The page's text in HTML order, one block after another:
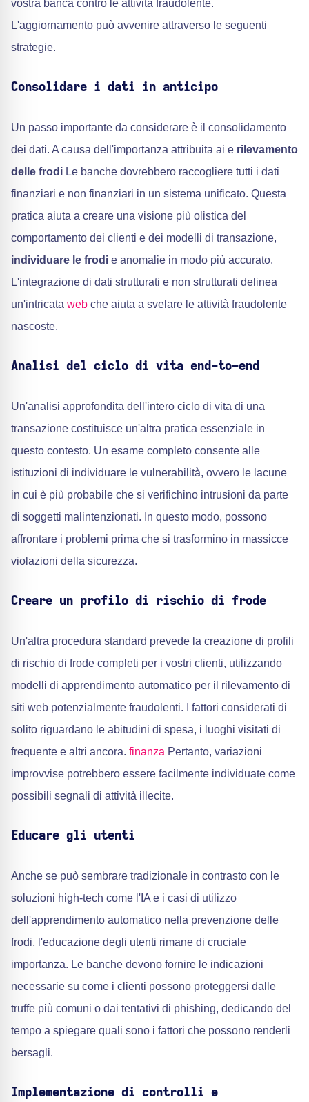
vostra banca contro le attività fraudolente.
L'aggiornamento può avvenire attraverso le seguenti
strategie.
Consolidare i dati in anticipo
Un passo importante da considerare è il consolidamento
dei dati. A causa dell'importanza attribuita ai e rilevamento
delle frodi Le banche dovrebbero raccogliere tutti i dati
finanziari e non finanziari in un sistema unificato. Questa
pratica aiuta a creare una visione più olistica del
comportamento dei clienti e dei modelli di transazione,
individuare le frodi e anomalie in modo più accurato.
L'integrazione di dati strutturati e non strutturati delinea
un'intricata web che aiuta a svelare le attività fraudolente
nascoste.
Analisi del ciclo di vita end-to-end
Un'analisi approfondita dell'intero ciclo di vita di una
transazione costituisce un'altra pratica essenziale in
questo contesto. Un esame completo consente alle
istituzioni di individuare le vulnerabilità, ovvero le lacune
in cui è più probabile che si verifichino intrusioni da parte
di soggetti malintenzionati. In questo modo, possono
affrontare i problemi prima che si trasformino in massicce
violazioni della sicurezza.
Creare un profilo di rischio di frode
Un'altra procedura standard prevede la creazione di profili
di rischio di frode completi per i vostri clienti, utilizzando
modelli di apprendimento automatico per il rilevamento di
siti web potenzialmente fraudolenti. I fattori considerati di
solito riguardano le abitudini di spesa, i luoghi visitati di
frequente e altri ancora. finanza Pertanto, variazioni
improvvise potrebbero essere facilmente individuate come
possibili segnali di attività illecite.
Educare gli utenti
Anche se può sembrare tradizionale in contrasto con le
soluzioni high-tech come l'IA e i casi di utilizzo
dell'apprendimento automatico nella prevenzione delle
frodi, l'educazione degli utenti rimane di cruciale
importanza. Le banche devono fornire le indicazioni
necessarie su come i clienti possono proteggersi dalle
truffe più comuni o dai tentativi di phishing, dedicando del
tempo a spiegare quali sono i fattori che possono renderli
bersagli.
Implementazione di controlli e